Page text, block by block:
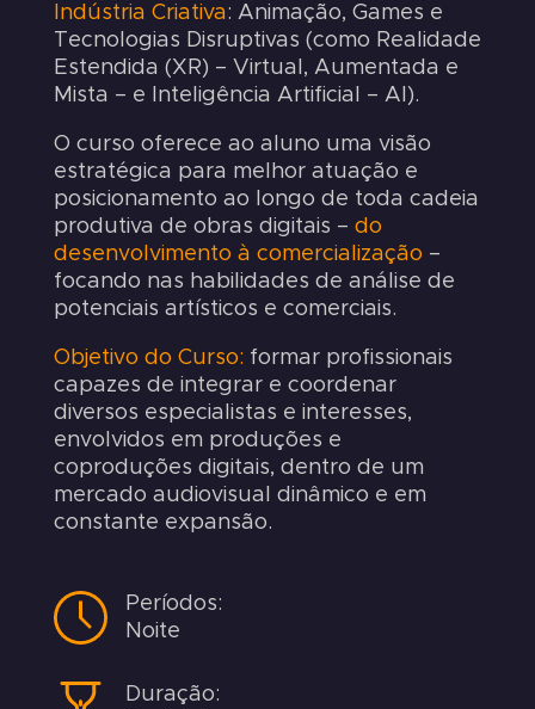
Indústria Criativa: Animação, Games e
Tecnologias Disruptivas (como Realidade
Estendida (XR) – Virtual, Aumentada e
Mista – e Inteligência Artificial – AI).
O curso oferece ao aluno uma visão
estratégica para melhor atuação e
posicionamento ao longo de toda cadeia
produtiva de obras digitais – do
desenvolvimento à comercialização –
focando nas habilidades de análise de
potenciais artísticos e comerciais.
Objetivo do Curso: formar profissionais
capazes de integrar e coordenar
diversos especialistas e interesses,
envolvidos em produções e
coproduções digitais, dentro de um
mercado audiovisual dinâmico e em
constante expansão.
Períodos:
Noite
Duração: